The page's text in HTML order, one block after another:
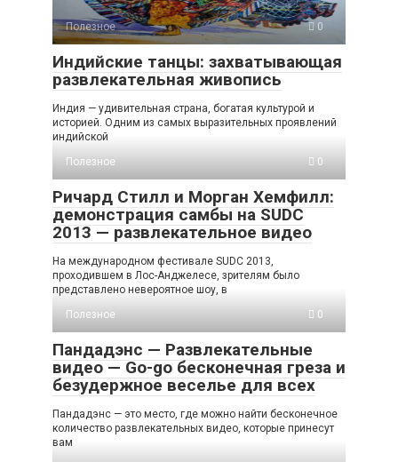
Полезное 0
Индийские танцы: захватывающая
развлекательная живопись
Индия — удивительная страна, богатая культурой и
историей. Одним из самых выразительных проявлений
индийской
Полезное
0
Ричард Стилл и Морган Хемфилл:
демонстрация самбы на SUDC
2013 — развлекательное видео
На международном фестивале SUDC 2013,
проходившем в Лос-Анджелесе, зрителям было
представлено невероятное шоу, в
Полезное
0
Пандадэнс — Развлекательные
видео — Go-go бесконечная греза и
безудержное веселье для всех
Пандадэнс — это место, где можно найти бесконечное
количество развлекательных видео, которые принесут
вам